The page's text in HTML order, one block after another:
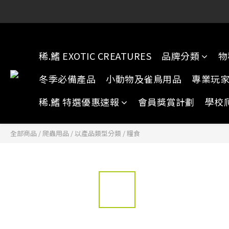
稀.鰭元朗店:
稀.鰭 EXOTIC CREATURES 品牌分類
冬季必備產品
小動物及雀鳥用品
專業玩
稀.鰭 特選優惠速報
會員獎賞計劃 學校
全部商品 /爬蟲用品 /以產品類型分類 /糧食